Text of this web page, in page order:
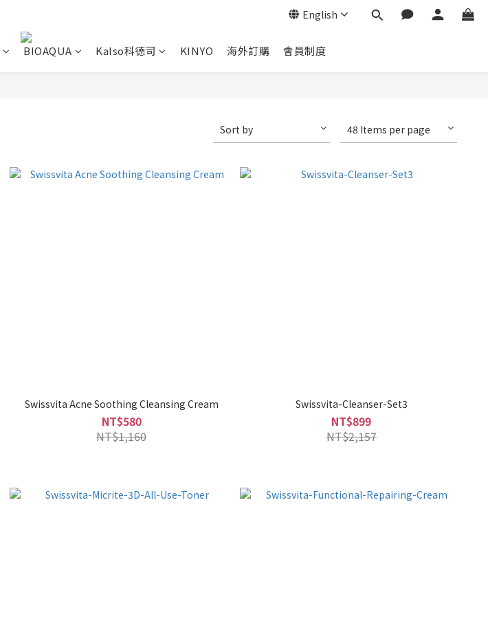
English
BIOAQUA Kalso科德司 KINYO 海外訂購 會員制度
Sort by 48 Items per page
Swissvita Acne Soothing Cleansing Cream
NT$580
NT$1,160
Swissvita-Cleanser-Set3
NT$899
NT$2,157